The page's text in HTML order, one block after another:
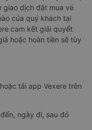
giao dịch đặt mua vé
của quý khách tại
cam kết giải quyết
hoặc hoàn tiền sẽ tùy
tải app Vexere trên
ngày đi, sau đó